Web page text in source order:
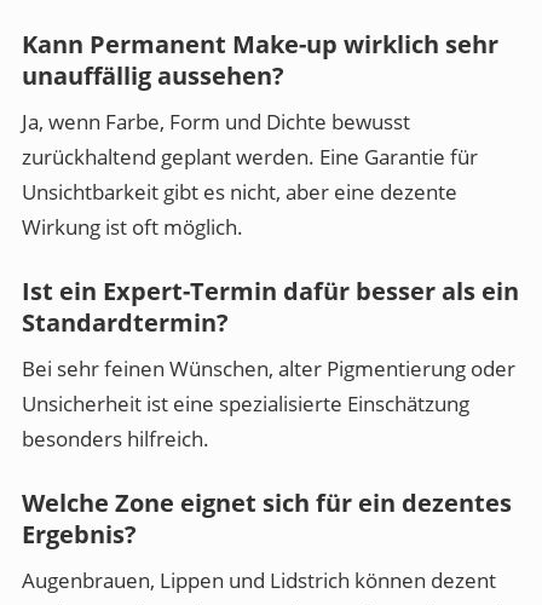
Kann Permanent Make-up wirklich sehr
unauffällig aussehen?
Ja, wenn Farbe, Form und Dichte bewusst
zurückhaltend geplant werden. Eine Garantie für
Unsichtbarkeit gibt es nicht, aber eine dezente
Wirkung ist oft möglich.
Ist ein Expert-Termin dafür besser als ein
Standardtermin?
Bei sehr feinen Wünschen, alter Pigmentierung oder
Unsicherheit ist eine spezialisierte Einschätzung
besonders hilfreich.
Welche Zone eignet sich für ein dezentes
Ergebnis?
Augenbrauen, Lippen und Lidstrich können dezent